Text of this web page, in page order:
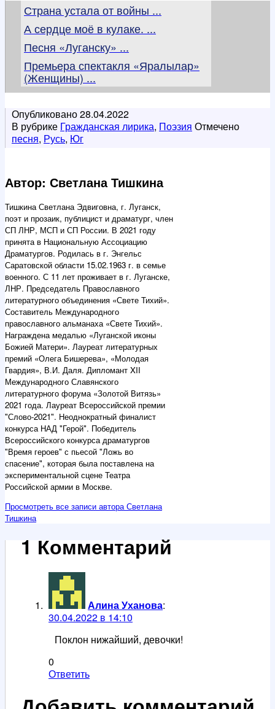
Страна устала от войны ...
А сердце моё в кулаке. ...
Песня «Луганску» ...
Премьера спектакля «Яралылар»
(Женщины) ...
Опубликовано28.04.2022
В рубрике Гражданская лирика, Поэзия Отмечено
песня, Русь, Юг
Автор: Светлана Тишкина
Тишкина Светлана Эдвиговна, г. Луганск,
поэт и прозаик, публицист и драматург, член
СП ЛНР, МСП и СП России. В 2021 году
принята в Национальную Ассоциацию
Драматургов. Родилась в г. Энгельс
Саратовской области 15.02.1963 г. в семье
военного. С 11 лет проживает в г. Луганске,
ЛНР. Председатель Православного
литературного объединения «Свете Тихий».
Составитель Международного
православного альманаха «Свете Тихий».
Награждена медалью «Луганской иконы
Божией Матери». Лауреат литературных
премий «Олега Бишерева», «Молодая
Гвардия», В.И. Даля. Дипломант XII
Международного Славянского
литературного форума «Золотой Витязь»
2021 года. Лауреат Всероссийской премии
"Слово-2021". Неоднократный финалист
конкурса НАД "Герой". Победитель
Всероссийского конкурса драматургов
"Время героев" с пьесой "Ложь во
спасение", которая была поставлена на
экспериментальной сцене Театра
Российской армии в Москве.
Просмотреть все записи автора Светлана
Тишкина
1 Комментарий
Алина Уханова:
30.04.2022 в 14:10
Поклон нижайший, девочки!
0
Ответить